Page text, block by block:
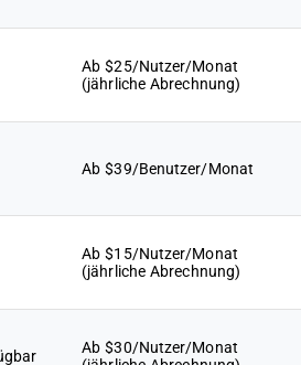
Ab $25/Nutzer/Monat
(jährliche Abrechnung)
Ab $39/Benutzer/Monat
Ab $15/Nutzer/Monat
(jährliche Abrechnung)
Ab $30/Nutzer/Monat